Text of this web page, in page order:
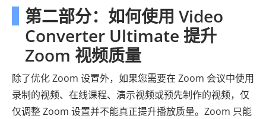
第二部分：如何使用 Video
Converter Ultimate 提升
Zoom 视频质量
除了优化 Zoom 设置外，如果您需要在 Zoom 会议中使用
录制的视频、在线课程、演示视频或预先制作的视频，仅
仅调整 Zoom 设置并不能真正提升播放质量。Zoom 只能